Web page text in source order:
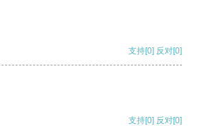
支持[0] 反对[0]
支持[0] 反对[0]